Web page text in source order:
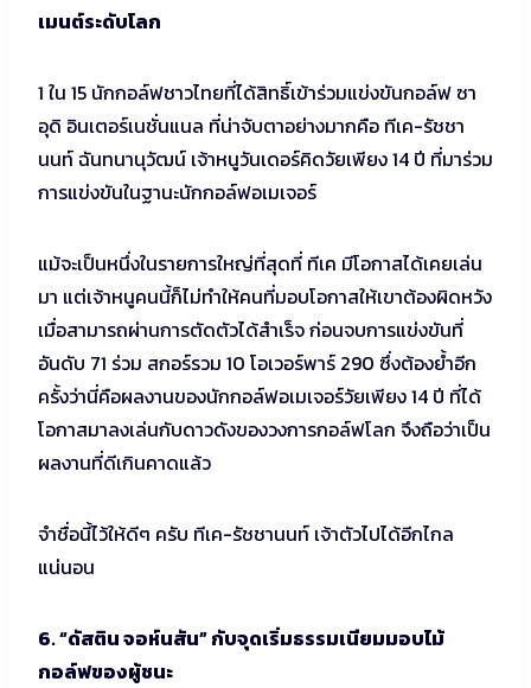
เมนต์ระดับโลก
1 ใน 15 นักกอล์ฟชาวไทยที่ได้สิทธิ์เข้าร่วมแข่งขันกอล์ฟ ซา
อุดิ อินเตอร์เนชั่นแนล ที่น่าจับตาอย่างมากคือ ทีเค-รัชชา
นนท์ ฉันทนานุวัฒน์ เจ้าหนูวันเดอร์คิดวัยเพียง 14 ปี ที่มาร่วม
การแข่งขันในฐานะนักกอล์ฟอเมเจอร์
แม้จะเป็นหนึ่งในรายการใหญ่ที่สุดที่ ทีเค มีโอกาสได้เคยเล่น
มา แต่เจ้าหนูคนนี้ก็ไม่ทำให้คนที่มอบโอกาสให้เขาต้องผิดหวัง
เมื่อสามารถผ่านการตัดตัวได้สำเร็จ ก่อนจบการแข่งขันที่
อันดับ 71 ร่วม สกอร์รวม 10 โอเวอร์พาร์ 290 ซึ่งต้องย้ำอีก
ครั้งว่านี่คือผลงานของนักกอล์ฟอเมเจอร์วัยเพียง 14 ปี ที่ได้
โอกาสมาลงเล่นกับดาวดังของวงการกอล์ฟโลก จึงถือว่าเป็น
ผลงานที่ดีเกินคาดแล้ว
จำชื่อนี้ไว้ให้ดีๆ ครับ ทีเค-รัชชานนท์ เจ้าตัวไปได้อีกไกล
แน่นอน
6. “ดัสติน จอห์นสัน” กับจุดเริ่มธรรมเนียมมอบไม้
กอล์ฟของผู้ชนะ